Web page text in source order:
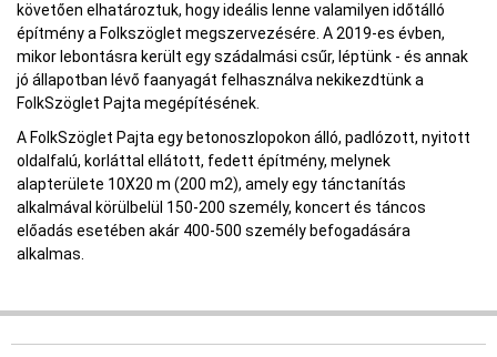
követően elhatároztuk, hogy ideális lenne valamilyen időtálló
építmény a Folkszöglet megszervezésére. A 2019-es évben,
mikor lebontásra került egy szádalmási csűr, léptünk - és annak
jó állapotban lévő faanyagát felhasználva nekikezdtünk a
FolkSzöglet Pajta megépítésének.
A FolkSzöglet Pajta egy betonoszlopokon álló, padlózott, nyitott
oldalfalú, korláttal ellátott, fedett építmény, melynek
alapterülete 10X20 m (200 m2), amely egy tánctanítás
alkalmával körülbelül 150-200 személy, koncert és táncos
előadás esetében akár 400-500 személy befogadására
alkalmas.